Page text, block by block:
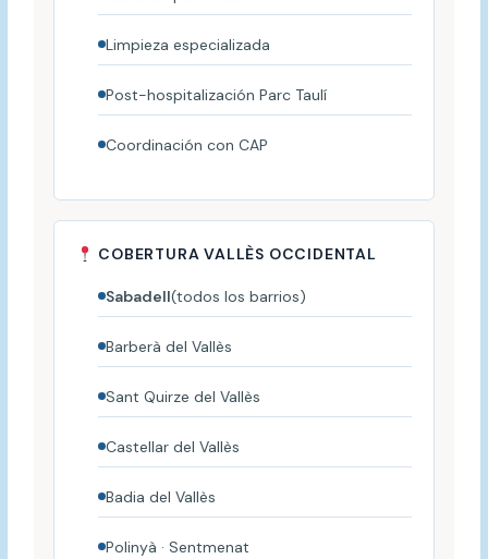
Limpieza especializada
Post-hospitalización Parc Taulí
Coordinación con CAP
COBERTURA VALLÈS OCCIDENTAL
Sabadell(todos los barrios)
Barberà del Vallès
Sant Quirze del Vallès
Castellar del Vallès
Badia del Vallès
Polinyà · Sentmenat